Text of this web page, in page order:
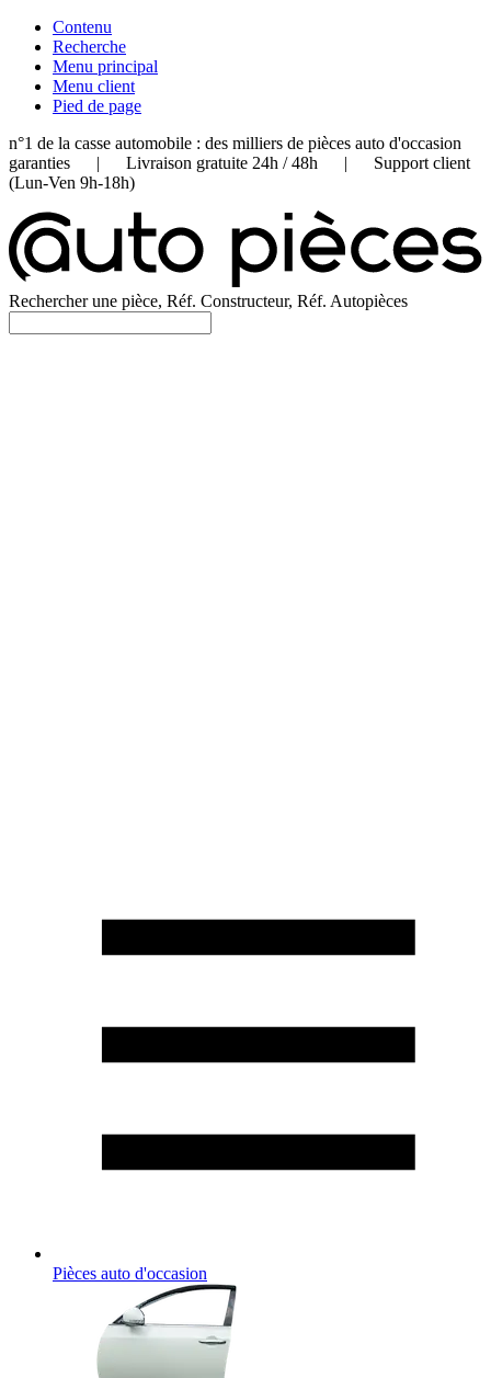
Contenu
Recherche
Menu principal
Menu client
Pied de page
n°1 de la casse automobile : des milliers de pièces auto d'occasion
garanties | Livraison gratuite 24h / 48h | Support client
(Lun-Ven 9h-18h)
Rechercher une pièce, Réf. Constructeur, Réf. Autopièces
Pièces auto d'occasion